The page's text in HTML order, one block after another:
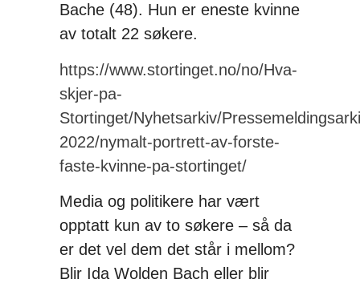
Bache (48). Hun er eneste kvinne
av totalt 22 søkere.
https://www.stortinget.no/no/Hva-
skjer-pa-
Stortinget/Nyhetsarkiv/
2022/nymalt-portrett-av-forste-
faste-kvinne-pa-stortinget/
Media og politikere har vært
opptatt kun av to søkere – så da
er det vel dem det står i mellom?
Blir Ida Wolden Bach eller blir